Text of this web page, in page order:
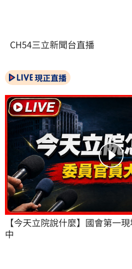
CH54三立新聞台直播
現正直播
【今天立院說什麼】國會第一
中